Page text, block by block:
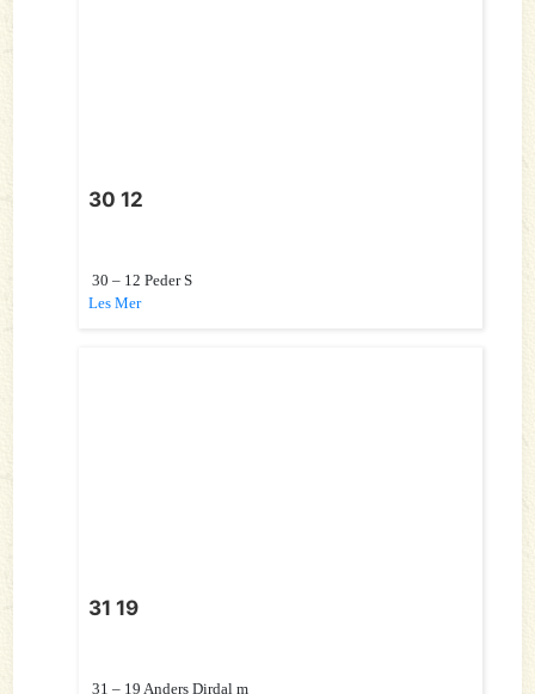
30 12
30 – 12 Peder S
Les Mer
31 19
31 – 19 Anders Dirdal m